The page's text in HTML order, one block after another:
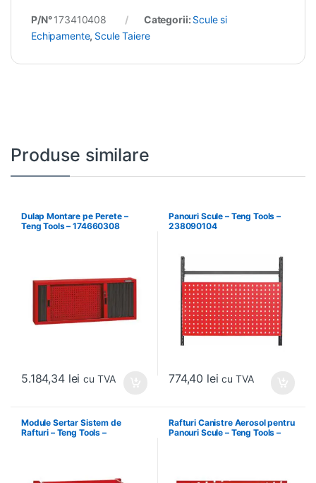
P/N°173410408 Categorii: Scule si
Echipamente, Scule Taiere
Produse similare
Dulap Montare pe Perete –
Teng Tools – 174660308
5.184,34 lei cu TVA
Panouri Scule – Teng Tools –
238090104
774,40 lei cu TVA
Module Sertar Sistem de
Rafturi – Teng Tools –
Rafturi Canistre Aerosol pentru
Panouri Scule – Teng Tools –